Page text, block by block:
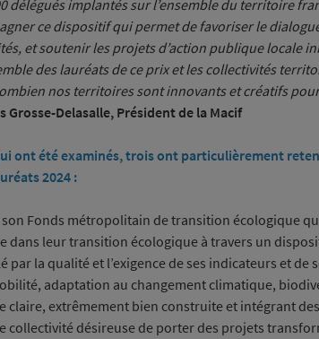
délégués implantés sur l’ensemble du territoire
ce dispositif qui permet de favoriser le
et soutenir les projets d’action publique locale
des lauréats de ce prix et les collectivités
nos territoires sont innovants et créatifs pour
Grosse-Delasalle, Président de la Macif
ont été examinés, trois ont particulièrement
2024 :
Fonds métropolitain de transition écologique
dans leur transition écologique à travers un
la qualité et l’exigence de ses indicateurs et de
adaptation au changement climatique,
claire, extrêmement bien construite et intégrant
collectivité désireuse de porter des projets